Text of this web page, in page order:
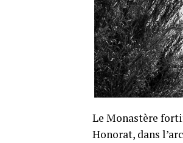
Le Monastère
Honorat, dans